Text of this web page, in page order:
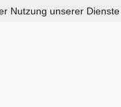
Nutzung unserer